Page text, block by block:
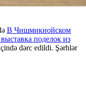
В Чишмикиойском
поделок из
dərc edildi. Şərhlər